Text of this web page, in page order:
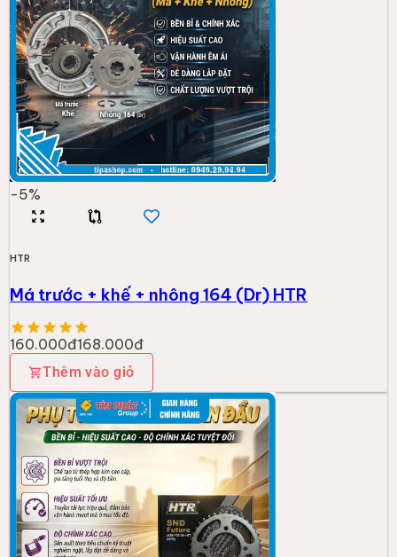
-5%
HTR
Má trước + khế + nhông 164 (Dr) HTR
160.000đ168.000đ
Thêm vào giỏ